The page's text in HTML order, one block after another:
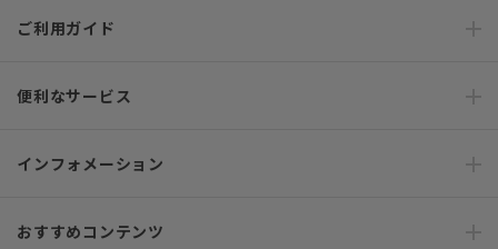
ご利用ガイド
便利なサービス
インフォメーション
おすすめコンテンツ